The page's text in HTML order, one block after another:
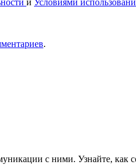
.
с ними. Узнайте,